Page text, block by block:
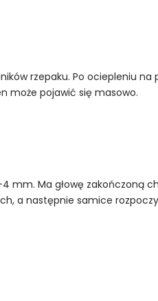
rzepaku. Po ociepleniu
może pojawić się masowo.
mm. Ma głowę
a następnie samice